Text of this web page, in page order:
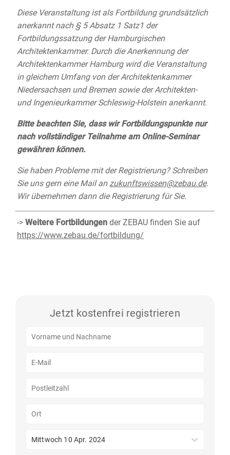
Diese Veranstaltung ist als Fortbildung grundsätzlich
anerkannt nach § 5 Absatz 1 Satz1 der
Fortbildungssatzung der Hamburgischen
Architektenkammer. Durch die Anerkennung der
Architektenkammer Hamburg wird die Veranstaltung
in gleichem Umfang von der Architektenkammer
Niedersachsen und Bremen sowie der Architekten-
und Ingenieurkammer Schleswig-Holstein anerkannt.
Bitte beachten Sie, dass wir Fortbildungspunkte nur
nach vollständiger Teilnahme am Online-Seminar
gewähren können.
Sie haben Probleme mit der Registrierung? Schreiben
Sie uns gern eine Mail anzukunftswissen@zebau.de.
Wir übernehmen dann die Registrierung für Sie.
->Weitere Fortbildungen der ZEBAU finden Sie auf
https://www.zebau.de/fortbildung/
Jetzt kostenfrei registrieren
Mittwoch 10 Apr. 2024